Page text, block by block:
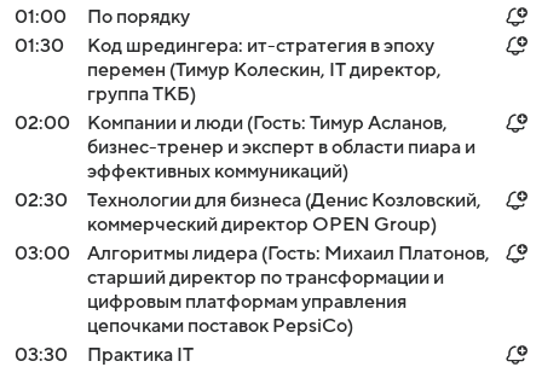
01:00
По порядку
01:30
Код шредингера: ит-стратегия в эпоху
перемен (Тимур Колескин, IT директор,
группа ТКБ)
02:00
Компании и люди (Гость: Тимур Асланов,
бизнес-тренер и эксперт в области пиара и
эффективных коммуникаций)
02:30
Технологии для бизнеса (Денис Козловский,
коммерческий директор OPEN Group)
03:00
Алгоритмы лидера (Гость: Михаил Платонов,
старший директор по трансформации и
цифровым платформам управления
цепочками поставок PepsiCo)
03:30
Практика IT